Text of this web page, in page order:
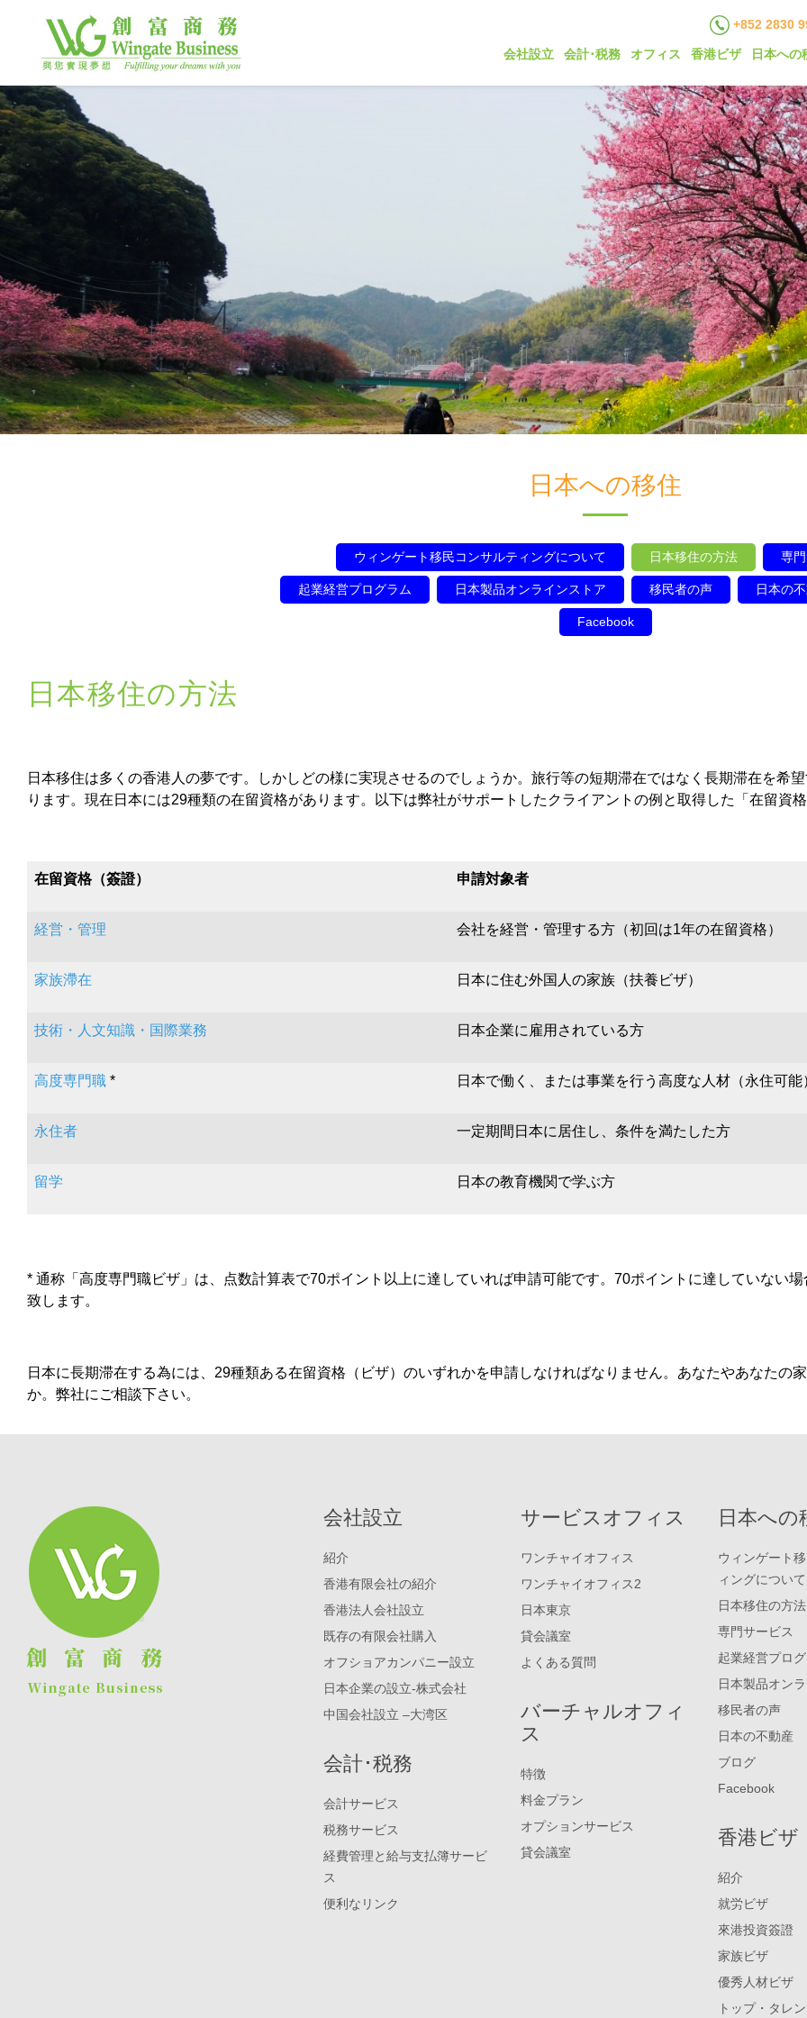
+852 2830
会社設立 会計･税務 オフィス 香港ビザ 日本への
日本への移住
ウィンゲート移民コンサルティングについて 日本移住の方法 専
起業経営プログラム 日本製品オンラインストア 移民者の声 日本の
Facebook
日本移住の方法
日本移住は多くの香港人の夢です。しかしどの様に実現させるのでしょうか。旅行等の短期滞在ではなく長期滞在を希
ります。現在日本には29種類の在留資格があります。以下は弊社がサポートしたクライアントの例と取得した「在留資
在留資格（簽證） 申請対象者
経営・管理 会社を経営・管理する方（初回は1年の在留資格）
家族滯在 日本に住む外国人の家族（扶養ビザ）
技術・人文知識・国際業務 日本企業に雇用されている方
高度専門職 * 日本で働く、または事業を行う高度な人材（永住可能
永住者 一定期間日本に居住し、条件を満たした方
留学 日本の教育機関で学ぶ方
* 通称「高度専門職ビザ」は、点数計算表で70ポイント以上に達していれば申請可能です。70ポイントに達していない
致します。
日本に長期滞在する為には、29種類ある在留資格（ビザ）のいずれかを申請しなければなりません。あなたやあなたの
か。弊社にご相談下さい。
会社設立
紹介
香港有限会社の紹介
香港法人会社設立
既存の有限会社購入
オフショアカンパニー設立
日本企業の設立-株式会社
中国会社設立 –大湾区
会計･税務
会計サービス
税務サービス
経費管理と給与支払簿サービ
ス
便利なリンク
サービスオフィス
ワンチャイオフィス
ワンチャイオフィス2
日本東京
貸会議室
よくある質問
バーチャルオフィ
ス
特徴
料金プラン
オプションサービス
貸会議室
日本への
ウィンゲート
ィングについて
日本移住の方法
専門サービス
起業経営プロ
日本製品オン
移民者の声
日本の不動産
ブログ
Facebook
香港ビザ
紹介
就労ビザ
來港投資簽證
家族ビザ
優秀人材ビザ
トップ・タレ